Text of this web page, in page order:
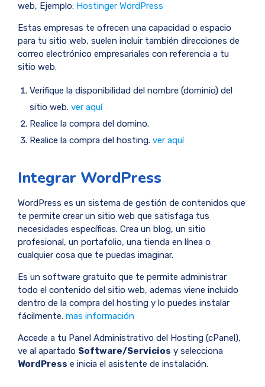
web, Ejemplo: Hostinger WordPress
Estas empresas te ofrecen una capacidad o espacio
para tu sitio web, suelen incluir también direcciones de
correo electrónico empresariales con referencia a tu
sitio web.
Verifique la disponibilidad del nombre (dominio) del
sitio web. ver aquí
Realice la compra del domino.
Realice la compra del hosting. ver aquí
Integrar WordPress
WordPress es un sistema de gestión de contenidos que
te permite crear un sitio web que satisfaga tus
necesidades específicas. Crea un blog, un sitio
profesional, un portafolio, una tienda en línea o
cualquier cosa que te puedas imaginar.
Es un software gratuito que te permite administrar
todo el contenido del sitio web, ademas viene incluido
dentro de la compra del hosting y lo puedes instalar
fácilmente. mas información
Accede a tu Panel Administrativo del Hosting (cPanel),
ve al apartado Software/Servicios y selecciona
WordPress e inicia el asistente de instalación.